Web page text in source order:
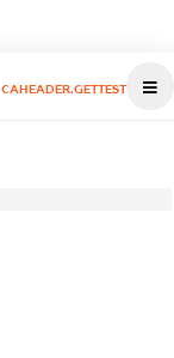
CAHEADER.GETTEST